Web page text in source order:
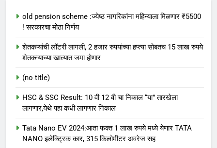
old pension scheme :ज्येष्ठ नागरिकांना महिन्याला मिळणार ₹5500
! सरकारचा मोठा निर्णय
शेतकऱ्यांची लॉटरी लागली, 2 हजार रुपयांच्या हप्त्या सोबतच 15 लाख रुपये
शेतकऱ्याच्या खात्यात जमा होणार
(no title)
HSC & SSC Result: 10 वी 12 वी चा निकाल “या” तारखेला
लागणार,येथे पहा कधी लागणार निकाल
Tata Nano EV 2024:आता फक्त 1 लाख रुपये मध्ये येणार TATA
NANO इलेक्ट्रिक कार, 315 किलोमीटर अवरेज सह